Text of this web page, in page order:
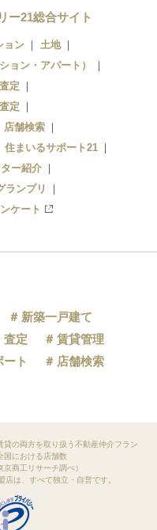
ー21総合サイト
ョン
土地
ョン・アパート）
定
定
店舗検索
住まいるサポート21
ー紹介
ランプリ
ケート
新築一戸建て
査定
賃貸管理
ト
店舗検索
の両方を取り扱う不動産仲介フラン
国における店舗数
京商工リサーチ調べ）
店は、すべて独立・自営です。